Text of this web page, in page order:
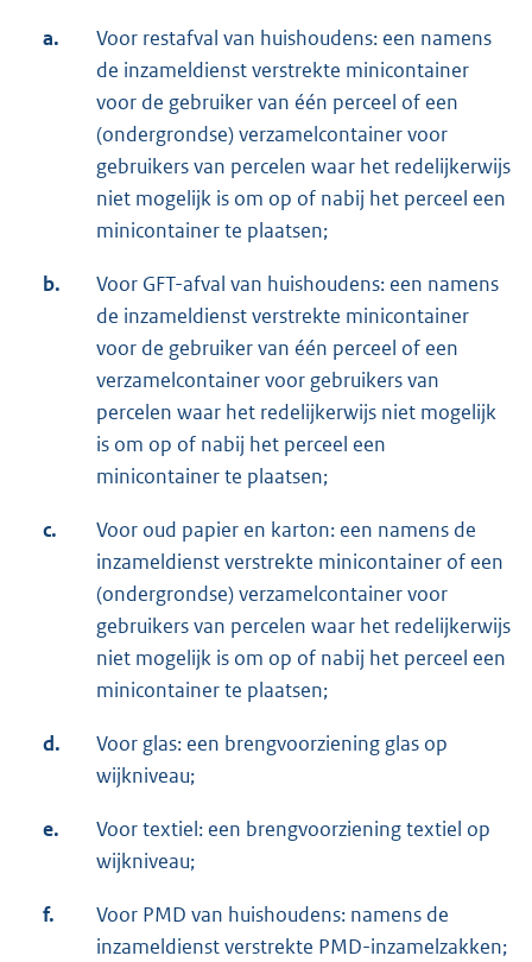
a.
Voor restafval van huishoudens: een namens
de inzameldienst verstrekte minicontainer
voor de gebruiker van één perceel of een
(ondergrondse) verzamelcontainer voor
gebruikers van percelen waar het redelijkerwijs
niet mogelijk is om op of nabij het perceel een
minicontainer te plaatsen;
b.
Voor GFT-afval van huishoudens: een namens
de inzameldienst verstrekte minicontainer
voor de gebruiker van één perceel of een
verzamelcontainer voor gebruikers van
percelen waar het redelijkerwijs niet mogelijk
is om op of nabij het perceel een
minicontainer te plaatsen;
c.
Voor oud papier en karton: een namens de
inzameldienst verstrekte minicontainer of een
(ondergrondse) verzamelcontainer voor
gebruikers van percelen waar het redelijkerwijs
niet mogelijk is om op of nabij het perceel een
minicontainer te plaatsen;
d.
Voor glas: een brengvoorziening glas op
wijkniveau;
e.
Voor textiel: een brengvoorziening textiel op
wijkniveau;
f.
Voor PMD van huishoudens: namens de
inzameldienst verstrekte PMD-inzamelzakken;